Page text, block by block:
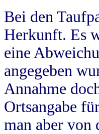
Bei den
Herkunft. Es
eine
angegeben
Annahme
Ortsangabe
man aber von